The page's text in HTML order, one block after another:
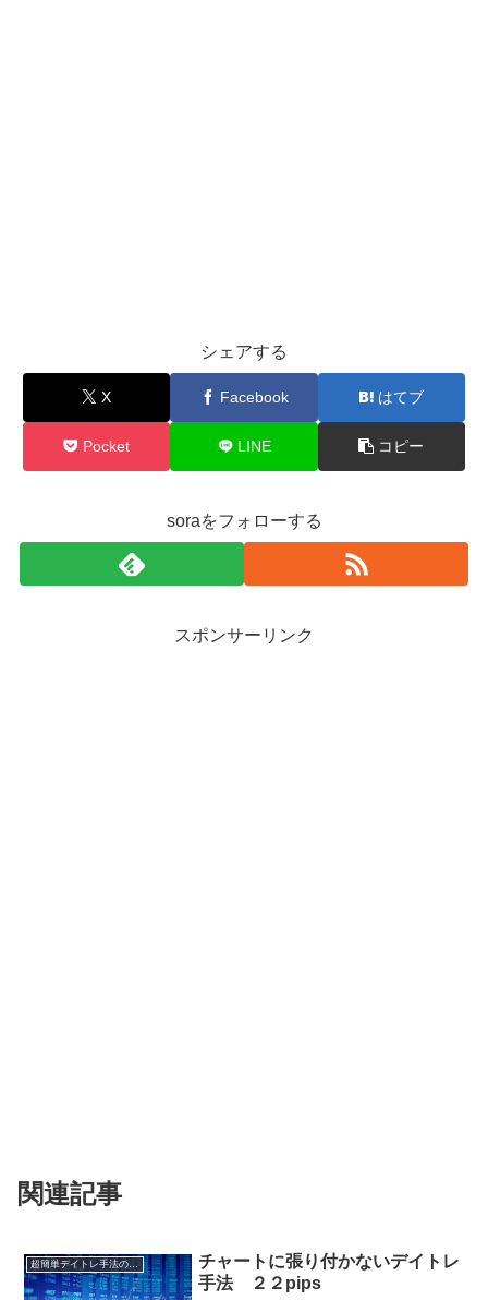
シェアする
X Facebook はてブ
Pocket LINE コピー
soraをフォローする
スポンサーリンク
関連記事
チャートに張り付かないデイトレ
手法 ２２pips